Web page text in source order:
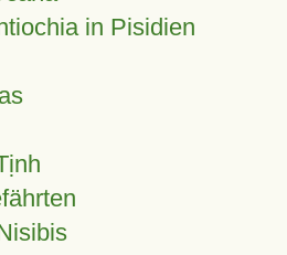
in Pisidien